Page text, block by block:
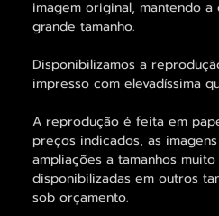
imagem original, mantendo
grande tamanho.
Disponibilizamos a
impresso com elevadíssima
A reprodução é feita em
preços indicados, as
ampliações a tamanhos
disponibilizadas em outros
sob orçamento.